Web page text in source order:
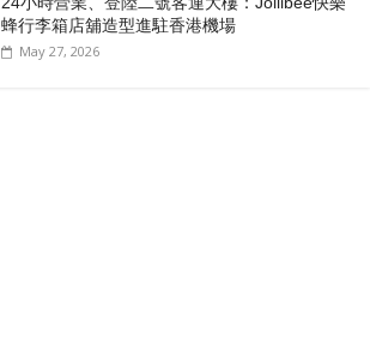
蜂行李箱店舖造型進駐香港機場
May 27, 2026